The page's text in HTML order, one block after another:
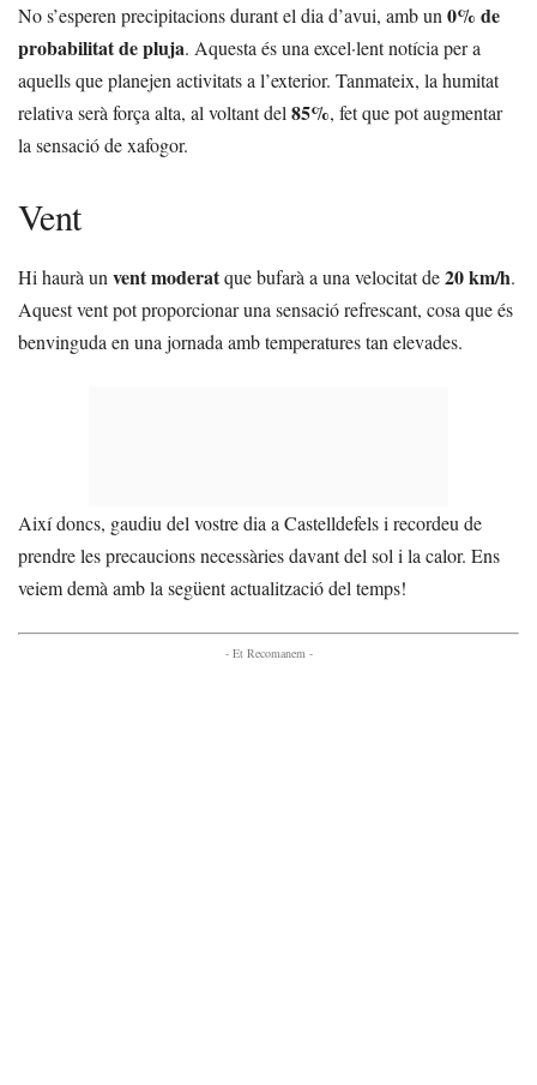
No s’esperen precipitacions durant el dia d’avui, amb un0% de
probabilitat de pluja. Aquesta és una excel·lent notícia per a
aquells que planejen activitats a l’exterior. Tanmateix, la humitat
relativa serà força alta, al voltant del85%, fet que pot augmentar
la sensació de xafogor.
Vent
Hi haurà unvent moderatque bufarà a una velocitat de20 km/h.
Aquest vent pot proporcionar una sensació refrescant, cosa que és
benvinguda en una jornada amb temperatures tan elevades.
Així doncs, gaudiu del vostre dia a Castelldefels i recordeu de
prendre les precaucions necessàries davant del sol i la calor. Ens
veiem demà amb la següent actualització del temps!
- Et Recomanem -